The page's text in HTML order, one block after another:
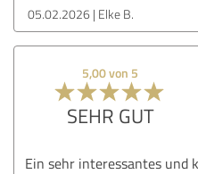
05.02.2026 Elke B.
5,00 von 5
SEHR GUT
Ein sehr interessantes und